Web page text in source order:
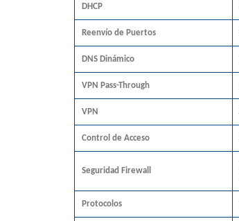
DHCP
Reenvío de Puertos
DNS Dinámico
VPN Pass-Through
VPN
Control de Acceso
Seguridad Firewall
Protocolos